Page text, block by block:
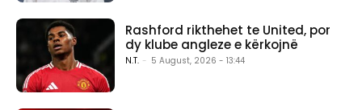
Rashford rikthehet te United, por
dy klube angleze e kërkojnë
N.T. - 5 August, 2026 - 13:44